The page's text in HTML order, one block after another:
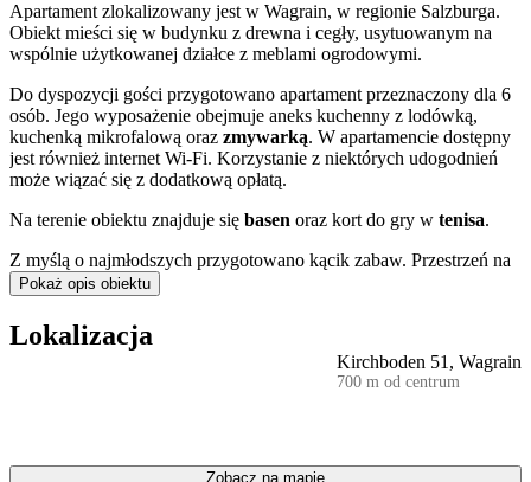
Apartament zlokalizowany jest w Wagrain, w regionie Salzburga.
Obiekt mieści się w budynku z drewna i cegły, usytuowanym na
wspólnie użytkowanej działce z meblami ogrodowymi.
Do dyspozycji gości przygotowano apartament przeznaczony dla 6
osób. Jego wyposażenie obejmuje aneks kuchenny z lodówką,
kuchenką mikrofalową oraz zmywarką. W apartamencie dostępny
jest również internet Wi-Fi. Korzystanie z niektórych udogodnień
może wiązać się z dodatkową opłatą.
Na terenie obiektu znajduje się basen oraz kort do gry w tenisa.
Z myślą o najmłodszych przygotowano kącik zabaw. Przestrzeń na
zewnątrz, ze wspólnymi meblami ogrodowymi, sprzyja
przebiegają trasy rowerowe i szlaki turystyczne, a w niedalekiej
odległości znajduje się także
Goście przyjeżdżający samochodem mogą skorzystać z
wymeldowanie należy zrealizować do godziny 10:00.
Pokaż opis obiektu
Lokalizacja
Kirchboden 51, Wagrain
700 m od centrum
Zobacz na mapie